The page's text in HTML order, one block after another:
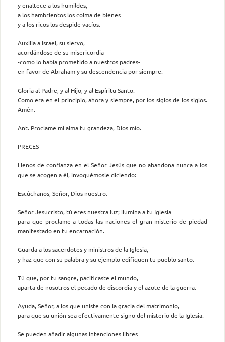
y enaltece a los humildes,
a los hambrientos los colma de bienes
y a los ricos los despide vacíos.
Auxilia a Israel, su siervo,
acordándose de su misericordia
-como lo había prometido a nuestros padres-
en favor de Abraham y su descendencia por siempre.
Gloria al Padre, y al Hijo, y al Espíritu Santo.
Como era en el principio, ahora y siempre, por los siglos de los siglos.
Amén.
Ant. Proclame mi alma tu grandeza, Dios mío.
PRECES
Llenos de confianza en el Señor Jesús que no abandona nunca a los
que se acogen a él, invoquémosle diciendo:
Escúchanos, Señor, Dios nuestro.
Señor Jesucristo, tú eres nuestra luz; ilumina a tu Iglesia
para que proclame a todas las naciones el gran misterio de piedad
manifestado en tu encarnación.
Guarda a los sacerdotes y ministros de la Iglesia,
y haz que con su palabra y su ejemplo edifiquen tu pueblo santo.
Tú que, por tu sangre, pacificaste el mundo,
aparta de nosotros el pecado de discordia y el azote de la guerra.
Ayuda, Señor, a los que uniste con la gracia del matrimonio,
para que su unión sea efectivamente signo del misterio de la Iglesia.
Se pueden añadir algunas intenciones libres